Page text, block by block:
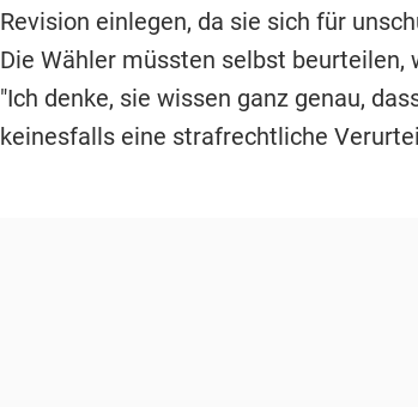
Revision einlegen, da sie sich für
Die Wähler müssten selbst beurteilen,
"Ich denke, sie wissen ganz genau,
keinesfalls eine strafrechtliche